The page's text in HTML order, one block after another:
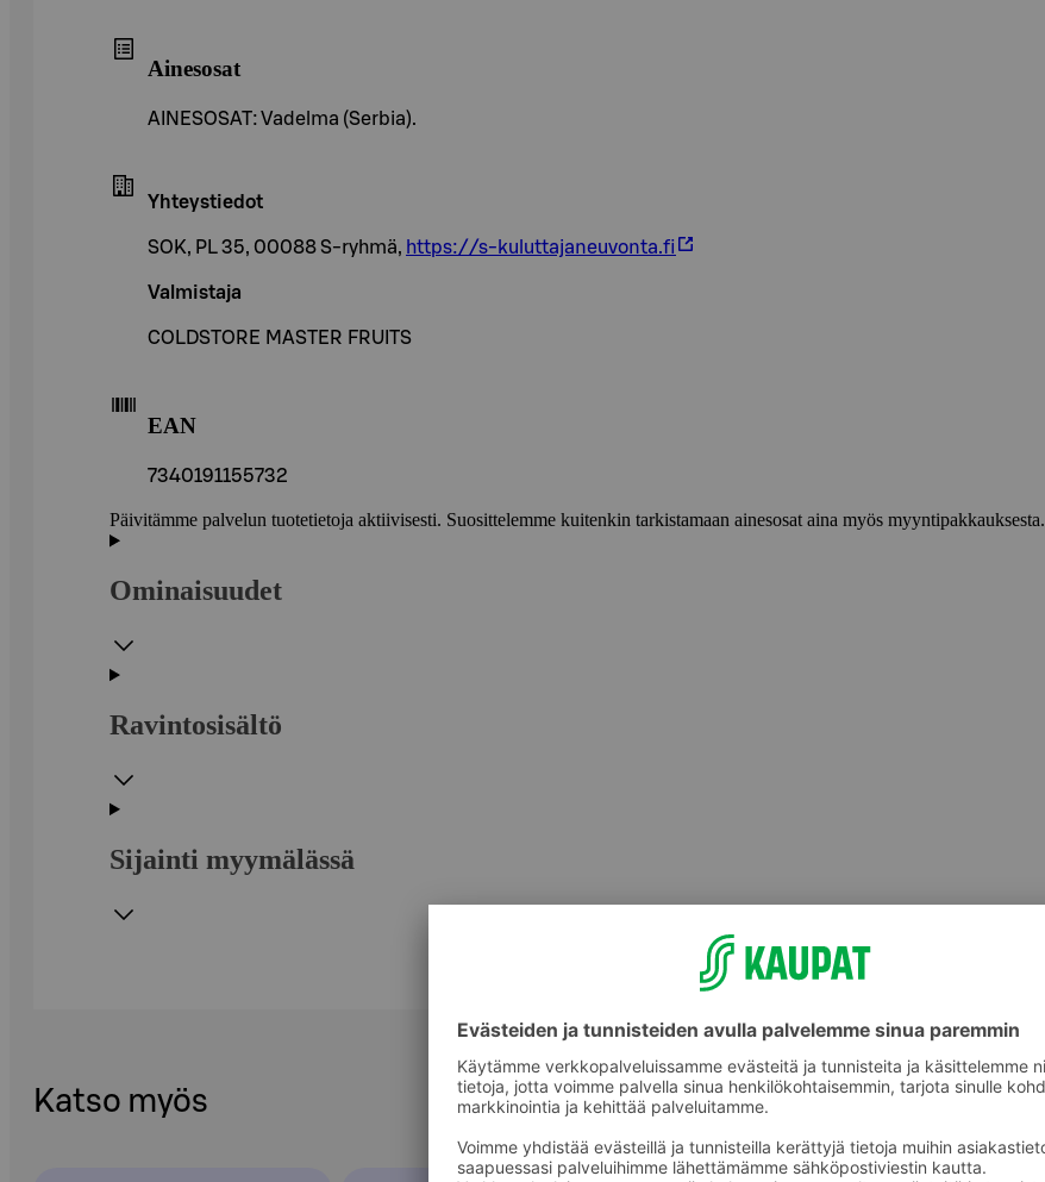
Ainesosat
AINESOSAT: Vadelma (Serbia).
Yhteystiedot
SOK, PL 35, 00088 S-ryhmä, https://s-kuluttajaneuvonta.fi
Valmistaja
COLDSTORE MASTER FRUITS
EAN
7340191155732
Päivitämme palvelun tuotetietoja aktiivisesti. Suosittelemme kuitenkin tarkistamaan ainesosat aina myös myyntipakkauksesta.
Ominaisuudet
Ravintosisältö
Sijainti myymälässä
Katso myös